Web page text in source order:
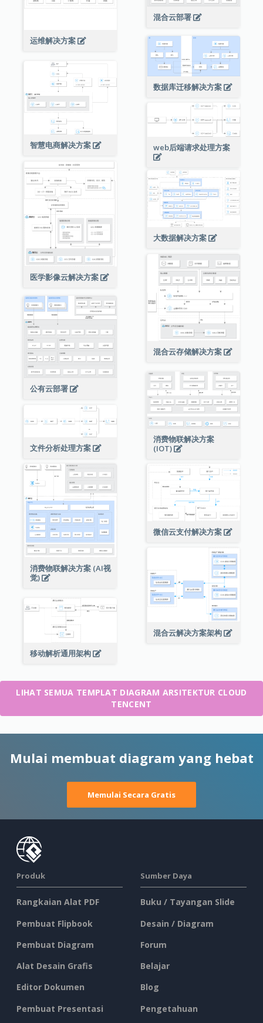
混合云部署
运维解决方案
数据库迁移解决方案
智慧电商解决方案 web后端请求处理方案
医学影像云解决方案
大数据解决方案
混合云存储解决方案
公有云部署
消费物联解决方案
(IOT)
文件分析处理方案
消费物联解决方案 (AI视
觉)
微信云支付解决方案
混合云解决方案架构
移动解析通用架构
LIHAT SEMUA TEMPLAT DIAGRAM ARSITEKTUR CLOUD
TENCENT
Mulai membuat diagram yang hebat
Memulai Secara Gratis
Produk
Rangkaian Alat PDF
Pembuat Flipbook
Pembuat Diagram
Alat Desain Grafis
Editor Dokumen
Pembuat Presentasi
Sumber Daya
Buku / Tayangan Slide
Desain / Diagram
Forum
Belajar
Blog
Pengetahuan